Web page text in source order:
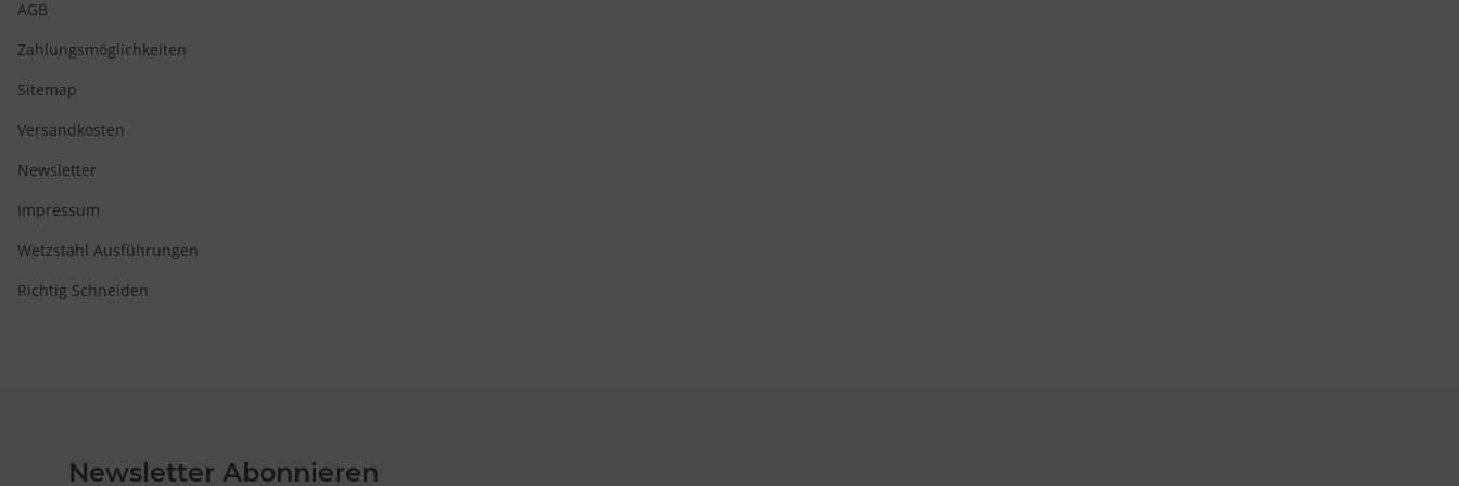
AGB
Zahlungsmöglichkeiten
Sitemap
Versandkosten
Newsletter
Impressum
Wetzstahl Ausführungen
Richtig Schneiden
Newsletter Abonnieren